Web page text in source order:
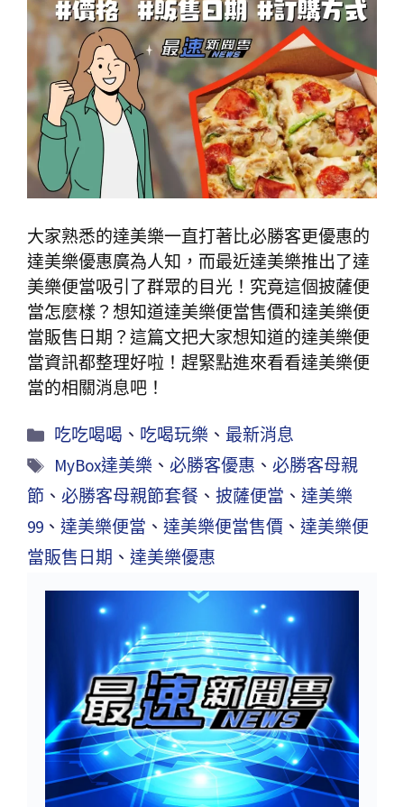
大家熟悉的達美樂一直打著比必勝客更優惠的
達美樂優惠廣為人知，而最近達美樂推出了達
美樂便當吸引了群眾的目光！究竟這個披薩便
當怎麼樣？想知道達美樂便當售價和達美樂便
當販售日期？這篇文把大家想知道的達美樂便
當資訊都整理好啦！趕緊點進來看看達美樂便
當的相關消息吧！
吃吃喝喝 、 吃喝玩樂 、最新消息
MyBox達美樂 、必勝客優惠 、必勝客母親
節 、 必勝客母親節套餐 、 披薩便當 、 達美樂
99 、 達美樂便當 、 達美樂便當售價 、 達美樂便
當販售日期 、 達美樂優惠